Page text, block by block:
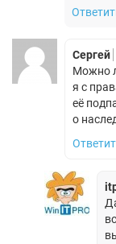
Сергей
Можно
я с
её
о